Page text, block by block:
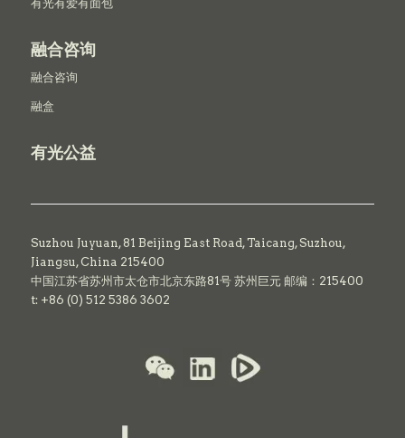
有光有爱有面包
融合咨询
融合咨询
融盒
有光公益
Suzhou Juyuan, 81 Beijing East Road,Taicang,Suzhou,
Jiangsu, China 215400
中国江苏省苏州市太仓市北京东路81号 苏州巨元 邮编：215400
t: +86 (0) 512 5386 3602